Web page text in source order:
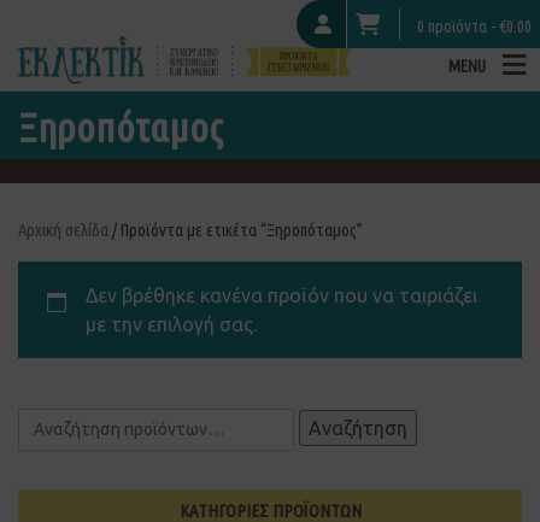
0 προϊόντα - €0.00
MENU
Ξηροπόταμος
Αρχική σελίδα / Προϊόντα με ετικέτα “Ξηροπόταμος”
Δεν βρέθηκε κανένα προϊόν που να ταιριάζει
με την επιλογή σας.
Αναζήτηση
ΚΑΤΗΓΟΡΙΕΣ ΠΡΟΪΟΝΤΩΝ